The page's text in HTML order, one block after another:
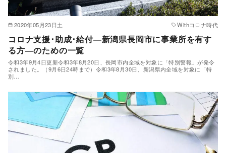
2020年05月23日土 Withコロナ時代
コロナ支援･助成･給付―新潟県長岡市に事業所を有す
る方―のための一覧
令和3年9月4日更新令和3年8月20日、長岡市内全域を対象に「特別警報」が発令
されました。（9月6日24時まで）令和3年8月30日、新潟県内全域を対象に「特
別…